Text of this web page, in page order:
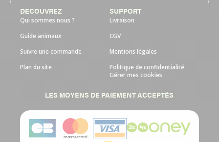
DECOUVREZ
Qui sommes nous ?
Guide animaux
Suivre une commande
Plan du site
SUPPORT
Livraison
CGV
Mentions légales
Politique de confidentialité
Gérer mes cookies
LES MOYENS DE PAIEMENT ACCEPTÉS